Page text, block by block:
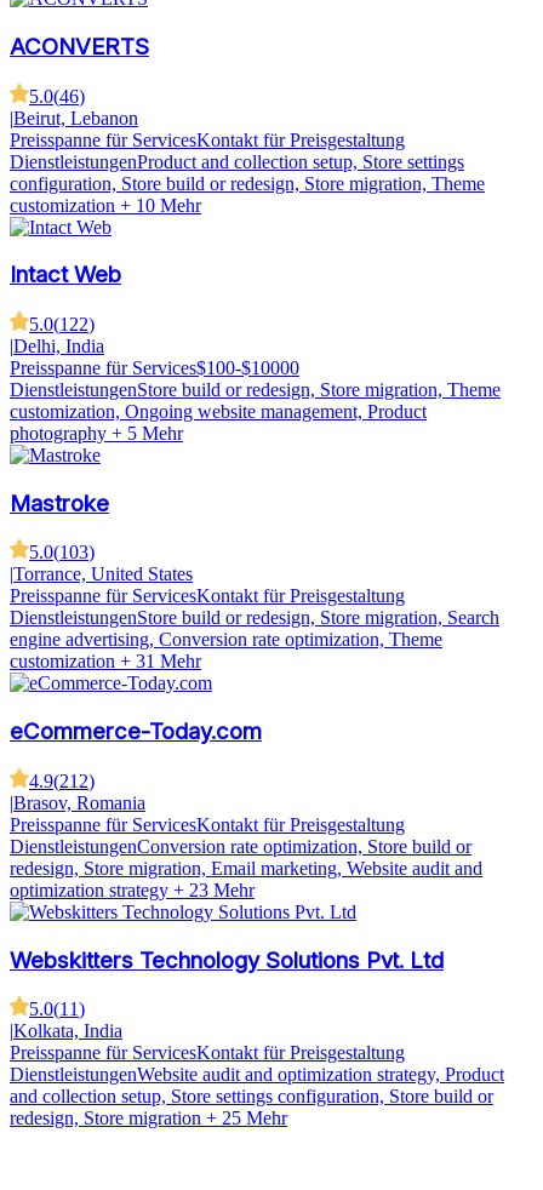
ACONVERTS
5.0(46)
|Beirut, Lebanon
Preisspanne für ServicesKontakt für Preisgestaltung
DienstleistungenProduct and collection setup, Store settings
configuration, Store build or redesign, Store migration, Theme
customization + 10 Mehr
Intact Web
5.0(122)
|Delhi, India
Preisspanne für Services$100-$10000
DienstleistungenStore build or redesign, Store migration, Theme
customization, Ongoing website management, Product
photography + 5 Mehr
Mastroke
5.0(103)
|Torrance, United States
Preisspanne für ServicesKontakt für Preisgestaltung
DienstleistungenStore build or redesign, Store migration, Search
engine advertising, Conversion rate optimization, Theme
customization + 31 Mehr
eCommerce-Today.com
4.9(212)
|Brasov, Romania
Preisspanne für ServicesKontakt für Preisgestaltung
DienstleistungenConversion rate optimization, Store build or
redesign, Store migration, Email marketing, Website audit and
optimization strategy + 23 Mehr
Webskitters Technology Solutions Pvt. Ltd
5.0(11)
|Kolkata, India
Preisspanne für ServicesKontakt für Preisgestaltung
DienstleistungenWebsite audit and optimization strategy, Product
and collection setup, Store settings configuration, Store build or
redesign, Store migration + 25 Mehr